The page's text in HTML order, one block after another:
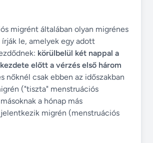
migrént általában olyan migrénes
le, amelyek egy adott
körülbelül két nappal a
előtt a vérzés első három
nőknél csak ebben az időszakban
("tiszta" menstruációs
a hónap más
migrén (menstruációs